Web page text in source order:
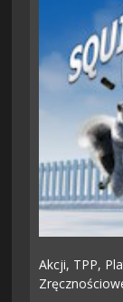
Akcji, TPP,